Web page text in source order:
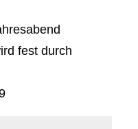
fest durch